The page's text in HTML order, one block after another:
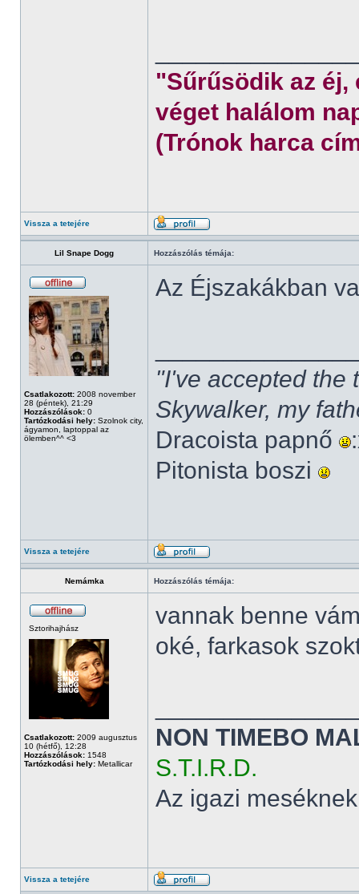
"Sűrűsödik az éj,
véget halálom
(Trónok harca
Vissza a tetejére
Lil Snape Dogg Hozzászólás témája:
Csatlakozott: 2008 november
28 (péntek), 21:29
Hozzászólások: 0
Tartózkodási hely: Szolnok city,
ágyamon, laptoppal az
ölemben^^ <3
Az Éjszakákban
"I've accepted the
Skywalker, my
Dracoista papnő
Pitonista boszi
Vissza a tetejére
Nemámka Hozzászólás témája:
Sztorihajhász
Csatlakozott: 2009 augusztus
10 (hétfő), 12:28
Hozzászólások: 1548
Tartózkodási hely: Metallicar
vannak benne
oké, farkasok
NON TIMEBO
S.T.I.R.D.
Az igazi
Vissza a tetejére